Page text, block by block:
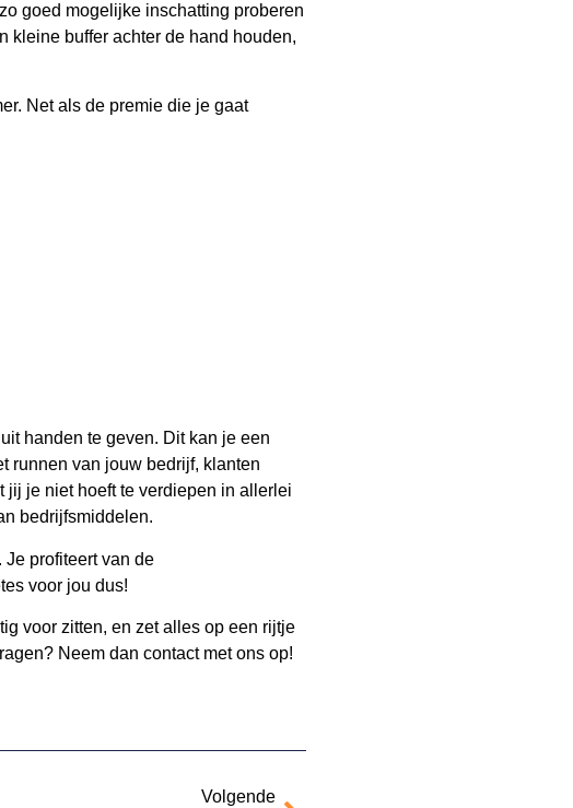
goed mogelijke inschatting proberen
kleine buffer achter de hand houden,
Net als de premie die je gaat
handen te geven. Dit kan je een
runnen van jouw bedrijf, klanten
jij je niet hoeft te verdiepen in allerlei
bedrijfsmiddelen.
profiteert van de
voor jou dus!
voor zitten, en zet alles op een rijtje
Neem dan contact met ons op!
Volgende